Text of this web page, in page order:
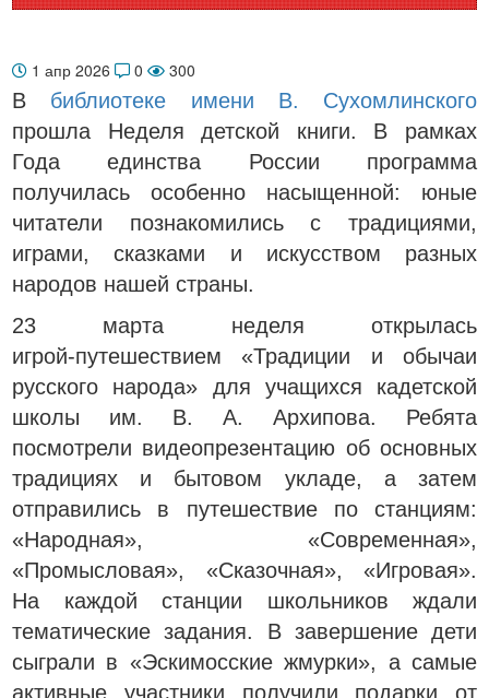
1 апр 2026 0 300
В библиотеке имени В. Сухомлинского
прошла Неделя детской книги. В рамках
Года единства России программа
получилась особенно насыщенной: юные
читатели познакомились с традициями,
играми, сказками и искусством разных
народов нашей страны.
23 марта неделя открылась
игрой‑путешествием «Традиции и обычаи
русского народа» для учащихся кадетской
школы им. В. А. Архипова. Ребята
посмотрели видеопрезентацию об основных
традициях и бытовом укладе, а затем
отправились в путешествие по станциям:
«Народная», «Современная»,
«Промысловая», «Сказочная», «Игровая».
На каждой станции школьников ждали
тематические задания. В завершение дети
сыграли в «Эскимосские жмурки», а самые
активные участники получили подарки от